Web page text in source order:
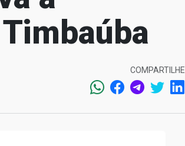
COMPARTILHE